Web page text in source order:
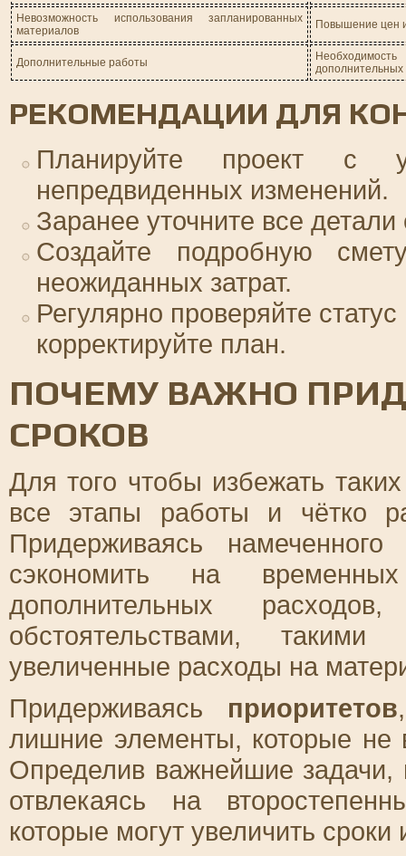
Невозможность использования запланированных
материалов
Повышение цен
Дополнительные работы
дополнительных
РЕКОМЕНДАЦИИ ДЛЯ
Планируйте проект с
непредвиденных изменений.
Заранее уточните все
Создайте подробную
неожиданных затрат.
Регулярно проверяйте
корректируйте план.
ПОЧЕМУ ВАЖНО
СРОКОВ
Для того чтобы избежать
все этапы работы и чётко
Придерживаясь
сэкономить на
дополнительных
обстоятельствами,
увеличенные расходы на
Придерживаясь приоритетов
лишние элементы, которые не
Определив важнейшие задачи,
отвлекаясь на
которые могут увеличить сроки